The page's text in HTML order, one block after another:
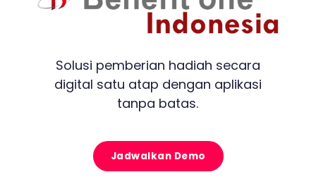
Solusi pemberian hadiah secara
digital satu atap dengan aplikasi
tanpa batas.
Jadwalkan Demo